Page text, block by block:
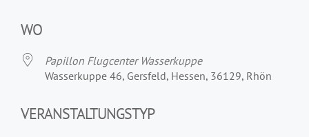
WO
Papillon Flugcenter Wasserkuppe
Wasserkuppe 46, Gersfeld, Hessen, 36129, Rhön
VERANSTALTUNGSTYP